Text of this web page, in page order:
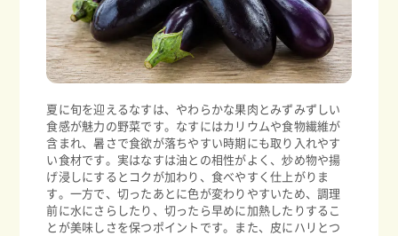
夏に旬を迎えるなすは、やわらかな果肉とみずみずしい
食感が魅力の野菜です。なすにはカリウムや食物繊維が
含まれ、暑さで食欲が落ちやすい時期にも取り入れやす
い食材です。実はなすは油との相性がよく、炒め物や揚
げ浸しにするとコクが加わり、食べやすく仕上がりま
す。一方で、切ったあとに色が変わりやすいため、調理
前に水にさらしたり、切ったら早めに加熱したりするこ
とが美味しさを保つポイントです。また、皮にハリとつ